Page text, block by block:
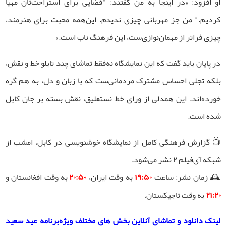
کردیم." من جز مهربانی چیزی ندیدم. این‌همه محبت برای هنرمند،
چیزی فراتر از مهمان‌نوازی‌ست، این فرهنگ ناب است.»
در پایان باید گفت که این نمایشگاه نه‌فقط تماشای چند تابلو خط و نقش،
بلکه تجلی احساس مشترک مردمانی‌ست که با زبان و دل، به هم گره
خورده‌اند. این همدلی از ورای خط نستعلیق، نقش بسته بر جان کابل
شده است.
📺 گزارش فرهنگی کامل از نمایشگاه خوشنویسی در کابل، امشب از
شبکه آی‌فیلم ۲ نشر می‌شود.
🕰 زمان نشر: ساعت۱۹:۵۰به وقت ایران،
به وقت افغانستان و
۲۱:۲۰به وقت تاجیکستان.
لینک دانلود و تماشای آنلاین بخش های مختلف ویژه‌برنامه عید سعید